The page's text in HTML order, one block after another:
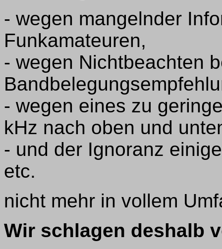
- wegen mangelnder
Funkamateuren,
- wegen Nichtbeachten
- wegen eines zu
kHz nach oben und
- und der Ignoranz
etc.
nicht mehr in vollem
Wir schlagen deshalb